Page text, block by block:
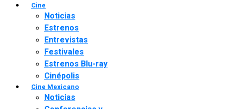
Cine
Noticias
Estrenos
Entrevistas
Festivales
Estrenos Blu-ray
Cinépolis
Cine Mexicano
Noticias